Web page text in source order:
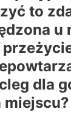
to
u
dla